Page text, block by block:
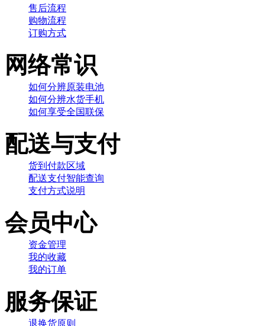
售后流程
购物流程
订购方式
网络常识
如何分辨原装电池
如何分辨水货手机
如何享受全国联保
配送与支付
货到付款区域
配送支付智能查询
支付方式说明
会员中心
资金管理
我的收藏
我的订单
服务保证
退换货原则